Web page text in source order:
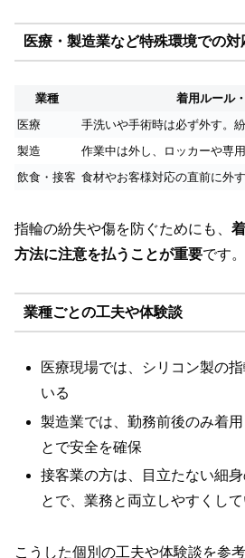
医療・製造業など特殊環境での対
業種
着用ルール
医療
手洗いや手術時は必ず外す。
製造
作業中は外し、ロッカーや専
飲食・接客 食材やお客様対応の直前に外す
指輪の紛失や傷を防ぐためにも、
方法に注意を払うことが重要です。
業種ごとの工夫や体験談
医療現場では、シリコン製の
いる
製造業では、勤務前後のみ着
とで安全を確保
接客業の方は、目立たない細
とで、業務と両立しやすくして
こうした個別の工夫や体験談を参